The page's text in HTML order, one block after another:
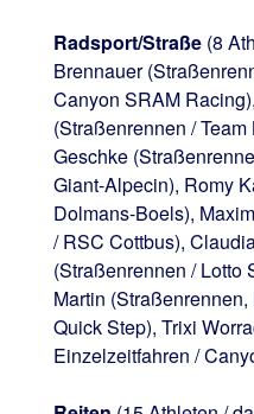
Radsport/Straße(8
Brennauer
Canyon SRAM
(Straßenrennen /
Geschke
Giant-Alpecin), Romy
Dolmans-Boels),
/ RSC Cottbus),
(Straßenrennen / Lotto
Martin
Quick Step), Trixi
Einzelzeitfahren /